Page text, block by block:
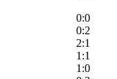
0:0
0:2
2:1
1:1
1:0